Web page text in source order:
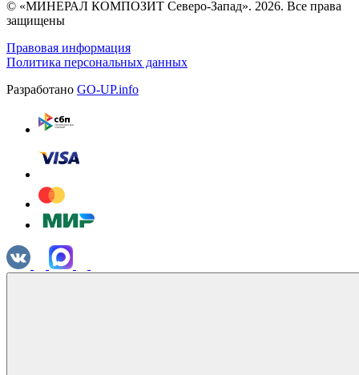
© «МИНЕРАЛ КОМПОЗИТ Северо-Запад». 2026. Все права
защищены
Правовая информация
Политика персональных данных
Разработано GO-UP.info